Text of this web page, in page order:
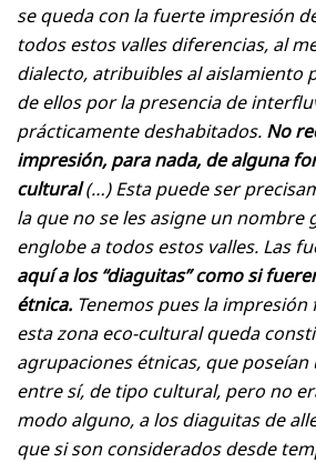
se queda con la fuerte impresión
todos estos valles diferencias, al
dialecto, atribuibles al aislamiento
de ellos por la presencia de
prácticamente deshabitados. No
impresión, para nada, de alguna
cultural(…) Esta puede ser
la que no se les asigne un nombre
englobe a todos estos valles. Las
aquí a los “diaguitas” como si
étnica. Tenemos pues la
esta zona eco-cultural queda
agrupaciones étnicas, que
entre sí, de tipo cultural, pero no
modo alguno, a los diaguitas de
que si son considerados desde